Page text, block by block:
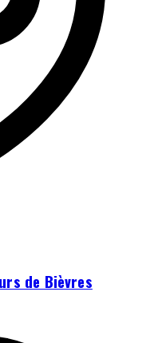
de Bièvres